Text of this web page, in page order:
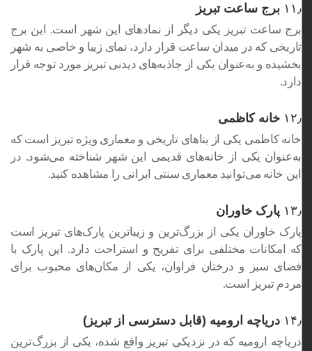
۱۱٫ برج ساعت تبریز
برج ساعت تبریز یکی دیگر از نمادهای این شهر است. این برج
تاریخی که در میدان ساعت قرار دارد، نمای زیبا و خاصی به شهر
بخشیده و به‌عنوان یکی از جاذبه‌های دیدنی تبریز مورد توجه قرار
دارد.
۱۲٫ خانه کاظمی
خانه کاظمی یکی از بناهای تاریخی و معماری ویژه تبریز است که
به‌عنوان یکی از خانه‌های قدیمی این شهر شناخته می‌شود. در
این خانه می‌توانید معماری سنتی ایرانی را مشاهده کنید.
۱۳٫ پارک خاوران
پارک خاوران یکی از بزرگ‌ترین و زیباترین پارک‌های تبریز است
که امکانات مختلفی برای تفریح و استراحت دارد. این پارک با
فضای سبز و درختان فراوان، یکی از مکان‌های محبوب برای
مردم تبریز است.
۱۴٫ دریاچه ارومیه (قابل دسترسی از تبریز)
دریاچه ارومیه که در نزدیکی تبریز واقع شده، یکی از بزرگ‌ترین